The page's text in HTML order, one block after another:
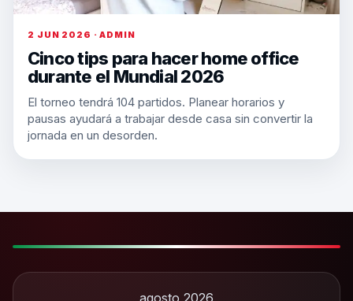
2 JUN 2026 · ADMIN
Cinco tips para hacer home office
durante el Mundial 2026
El torneo tendrá 104 partidos. Planear horarios y
pausas ayudará a trabajar desde casa sin convertir la
jornada en un desorden.
agosto 2026